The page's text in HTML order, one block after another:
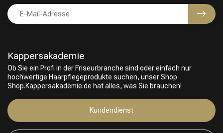
Friseurwahl
Kappersakademie
Ob Sie ein Profi in der Friseurbranche sind oder einfach nur
hochwertige Haarpflegeprodukte suchen, unser Shop
Shop.Kappersakademie.de hat alles, was Sie brauchen!
Kundendienst